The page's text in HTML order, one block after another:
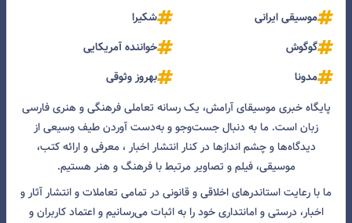
موسیقی ایرانی
شکیرا
گوگوش
خواننده آمریکایی
مدونا
بهروز وثوقی
پایگاه خبری موسیقای آرامش، یک رسانه تعاملی فرهنگی و هنری فارسی
زبان است. ما به دنبال جست‌و‌جو و به‌دست آوردن طیف وسیعی از
دیدگاه‌ها و چشم انداز‌ها در کنار انتشار اخبار ، معرفی و ارائه کتب،
موسیقی، فیلم و تصاویر مرتبط با فرهنگ و هنر هستیم.
ما با رعایت استاندرهای اخلاقی و قانونی در تمامی تعاملات و انتشار آثار و
اخبار، درستی و امانتداری خود را به اثبات می‌رسانیم و اعتماد کاربران و